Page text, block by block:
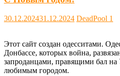
30.12.202431.12.2024 DeadPool 1
Этот сайт создан одесситами.
Донбассе, которых война,
запроданцами, правящими бал на
любимым городом.